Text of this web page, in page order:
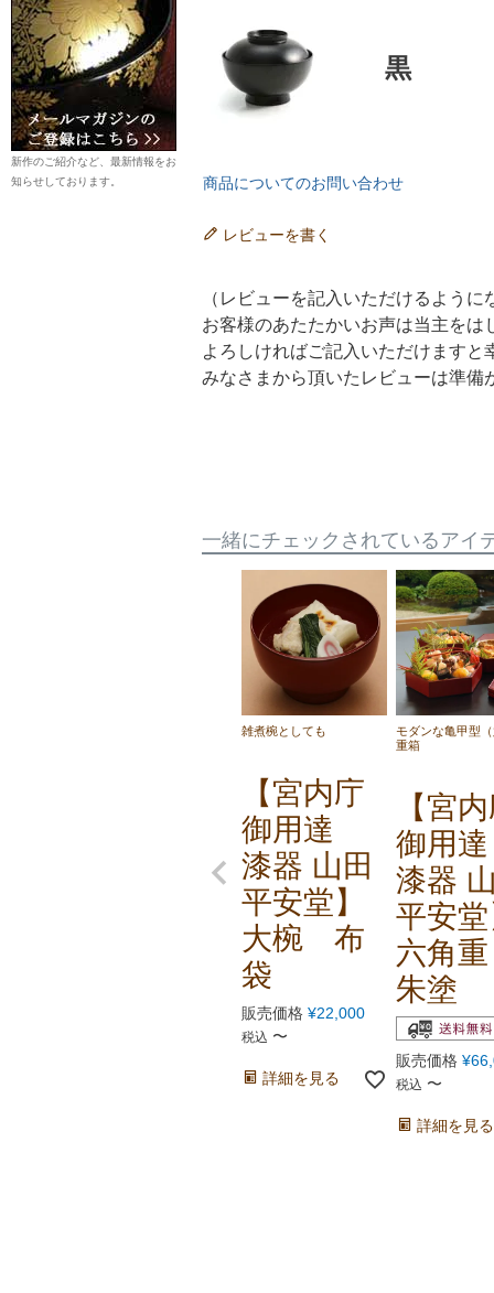
新作のご紹介など、最新情報をお
知らせしております。
黒
商品についてのお問い合わせ
レビューを書く
（レビューを記入いただけるように
お客様のあたたかいお声は当主を
よろしければご記入いただけますと
みなさまから頂いたレビューは準備
一緒にチェックされているアイ
雑煮椀としても
【宮内庁
御用達
漆器 山田
平安堂】
大椀 布
袋
販売価格 ¥22,000
税込 〜
詳細を見る
モダンな亀甲型
重箱
【宮
御用
漆器
平安
六角
朱塗
販売価格 ¥
税込 〜
詳細を見る